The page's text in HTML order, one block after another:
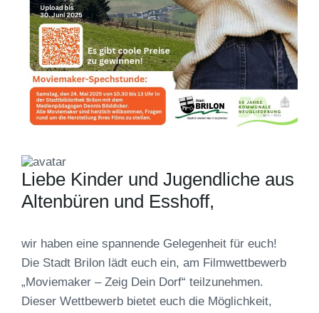
Liebe Kinder und Jugendliche aus
Altenbüren und Esshoff,
wir haben eine spannende Gelegenheit für euch!
Die Stadt Brilon lädt euch ein, am Filmwettbewerb
„Moviemaker – Zeig Dein Dorf“ teilzunehmen.
Dieser Wettbewerb bietet euch die Möglichkeit,